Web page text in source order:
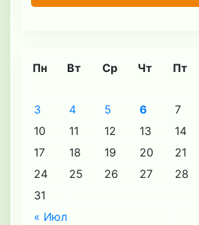
Пн Вт Ср Чт Пт
« Июл
3
4 5 6 7
10
11 12 13 14
17
18 19 20 21
24
25 26 27 28
31